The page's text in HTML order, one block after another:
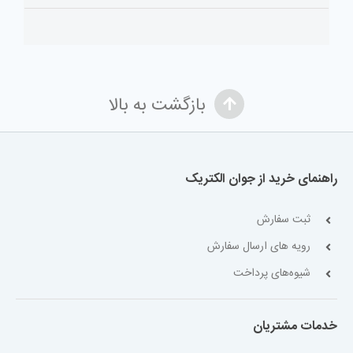
بازگشت به بالا
راهنمای خرید از جوان الکتریک
ثبت سفارش
رویه های ارسال سفارش
شیوه‌های پرداخت
خدمات مشتریان